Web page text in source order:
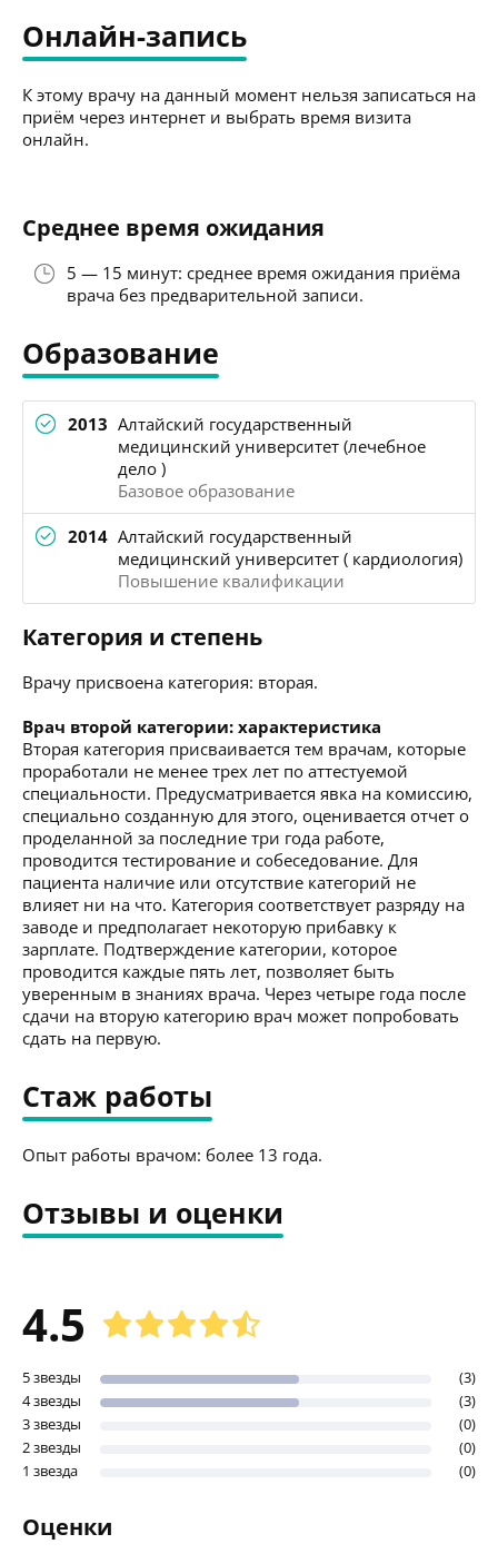
Онлайн-запись
К этому врачу на данный момент нельзя записаться на
приём через интернет и выбрать время визита
онлайн.
Среднее время ожидания
5 — 15 минут: среднее время ожидания приёма
врача без предварительной записи.
Образование
2013 Алтайский государственный
медицинский университет (лечебное
дело )
Базовое образование
2014 Алтайский государственный
медицинский университет ( кардиология)
Повышение квалификации
Категория и степень
Врачу присвоена категория: вторая.
Врач второй категории: характеристика
Вторая категория присваивается тем врачам, которые
проработали не менее трех лет по аттестуемой
специальности. Предусматривается явка на комиссию,
специально созданную для этого, оценивается отчет о
проделанной за последние три года работе,
проводится тестирование и собеседование. Для
пациента наличие или отсутствие категорий не
влияет ни на что. Категория соответствует разряду на
заводе и предполагает некоторую прибавку к
зарплате. Подтверждение категории, которое
проводится каждые пять лет, позволяет быть
уверенным в знаниях врача. Через четыре года после
сдачи на вторую категорию врач может попробовать
сдать на первую.
Стаж работы
Опыт работы врачом: более 13 года.
Отзывы и оценки
4.5
5 звезды
(3)
4 звезды
(3)
3 звезды
(0)
2 звезды
(0)
1 звезда
(0)
Оценки